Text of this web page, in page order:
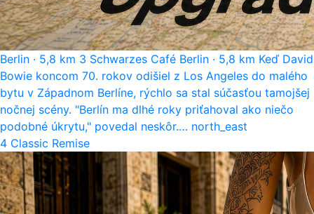
Berlin · 5,8 km 3 Schwarzes Café Berlin · 5,8 km Keď David
Bowie koncom 70. rokov odišiel z Los Angeles do malého
bytu v Západnom Berlíne, rýchlo sa stal súčasťou tamojšej
nočnej scény. "Berlín ma dlhé roky priťahoval ako niečo
podobné úkrytu," povedal neskôr.… north_east
4 Classic Remise